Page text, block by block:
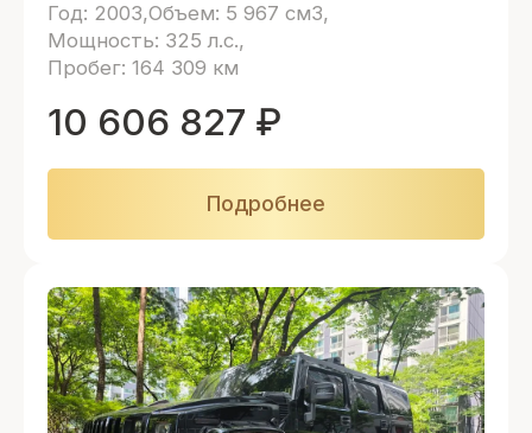
Год: 2003 Объем: 5 967 см3
Мощность: 325 л.с.
Пробег: 164 309 км
10 606 827 ₽
Подробнее